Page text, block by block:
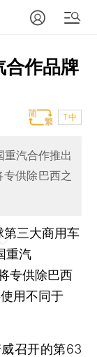
合作品牌
T中
汽合作推出
供除巴西之
第三大商用车
重汽
专供除巴西
用不同于
召开的第63